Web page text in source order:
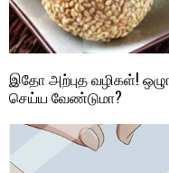
இதோ அற்புத வழிகள்!
செய்ய வேண்டுமா?